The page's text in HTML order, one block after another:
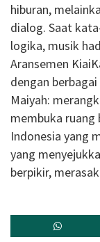
hiburan,
dialog. Saat
logika, musik
Aransemen
dengan
Maiyah:
membuka ruang
Indonesia yang
yang
berpikir,